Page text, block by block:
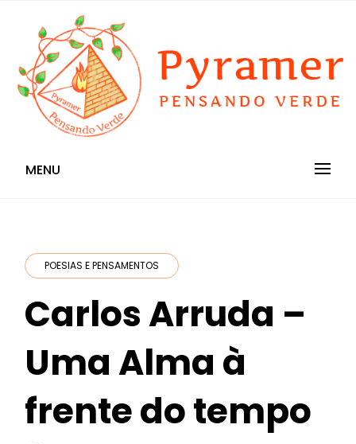
content
Pyramer
Pensando Verde
MENU
POESIAS E PENSAMENTOS
Carlos Arruda –
Uma Alma à
frente do tempo